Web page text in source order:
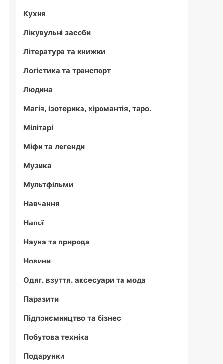
Кухня
Лікувульні засоби
Література та книжки
Логістика та транспорт
Людина
Магія, ізотерика, хіромантія, таро.
Мілітарі
Міфи та легенди
Музика
Мультфільми
Навчання
Напої
Наука та природа
Новини
Одяг, взуття, аксесуари та мода
Паразити
Підприємництво та бізнес
Побутова техніка
Подарунки